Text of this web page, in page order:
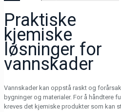
Praktiske
kjemiske
løsninger for
vannskader
Vannskader kan oppstå raskt og
bygninger og materialer. For å håndtere
kreves det kjemiske produkter som kan